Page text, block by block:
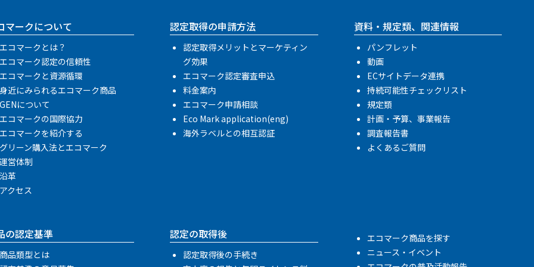
マークについて
コマークとは？
コマーク認定の信頼性
コマークと資源循環
近にみられるエコマーク商品
について
コマークの国際協力
コマークを紹介する
リーン購入法とエコマーク
営体制
革
クセス
の認定基準
品類型とは
認定取得の申請方法
認定取得メリットとマーケティン
グ効果
エコマーク認定審査申込
料金案内
エコマーク申請相談
Eco Mark application(eng)
海外ラベルとの相互認証
認定の取得後
認定取得後の手続き
資料・規定類、関連情報
パンフレット
動画
ECサイトデータ連携
持続可能性チェックリスト
規定類
計画・予算、事業報告
調査報告書
よくあるご質問
エコマーク商品を探す
ニュース・イベント